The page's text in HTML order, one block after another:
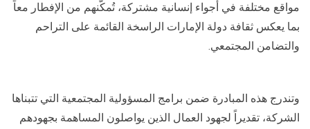
مواقع مختلفة في أجواء إنسانية مشتركة، تُمكّنهم من الإفطار معاً
بما يعكس ثقافة دولة الإمارات الراسخة القائمة على التراحم
والتضامن المجتمعي.
وتندرج هذه المبادرة ضمن برامج المسؤولية المجتمعية التي تتبناها
الشركة، تقديراً لجهود العمال الذين يواصلون المساهمة بجهودهم